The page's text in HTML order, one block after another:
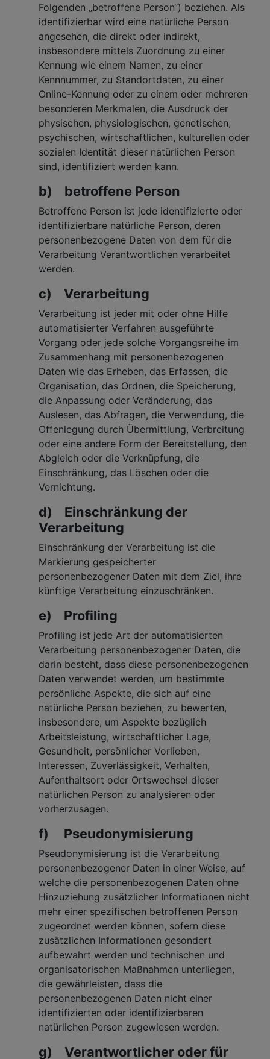
Folgenden „betroffene Person“) beziehen. Als
identifizierbar wird eine natürliche Person
angesehen, die direkt oder indirekt,
insbesondere mittels Zuordnung zu einer
Kennung wie einem Namen, zu einer
Kennnummer, zu Standortdaten, zu einer
Online-Kennung oder zu einem oder mehreren
besonderen Merkmalen, die Ausdruck der
physischen, physiologischen, genetischen,
psychischen, wirtschaftlichen, kulturellen oder
sozialen Identität dieser natürlichen Person
sind, identifiziert werden kann.
b) betroffene Person
Betroffene Person ist jede identifizierte oder
identifizierbare natürliche Person, deren
personenbezogene Daten von dem für die
Verarbeitung Verantwortlichen verarbeitet
werden.
c) Verarbeitung
Verarbeitung ist jeder mit oder ohne Hilfe
automatisierter Verfahren ausgeführte
Vorgang oder jede solche Vorgangsreihe im
Zusammenhang mit personenbezogenen
Daten wie das Erheben, das Erfassen, die
Organisation, das Ordnen, die Speicherung,
die Anpassung oder Veränderung, das
Auslesen, das Abfragen, die Verwendung, die
Offenlegung durch Übermittlung, Verbreitung
oder eine andere Form der Bereitstellung, den
Abgleich oder die Verknüpfung, die
Einschränkung, das Löschen oder die
Vernichtung.
d) Einschränkung der
Verarbeitung
Einschränkung der Verarbeitung ist die
Markierung gespeicherter
personenbezogener Daten mit dem Ziel, ihre
künftige Verarbeitung einzuschränken.
e) Profiling
Profiling ist jede Art der automatisierten
Verarbeitung personenbezogener Daten, die
darin besteht, dass diese personenbezogenen
Daten verwendet werden, um bestimmte
persönliche Aspekte, die sich auf eine
natürliche Person beziehen, zu bewerten,
insbesondere, um Aspekte bezüglich
Arbeitsleistung, wirtschaftlicher Lage,
Gesundheit, persönlicher Vorlieben,
Interessen, Zuverlässigkeit, Verhalten,
Aufenthaltsort oder Ortswechsel dieser
natürlichen Person zu analysieren oder
vorherzusagen.
f) Pseudonymisierung
Pseudonymisierung ist die Verarbeitung
personenbezogener Daten in einer Weise, auf
welche die personenbezogenen Daten ohne
Hinzuziehung zusätzlicher Informationen nicht
mehr einer spezifischen betroffenen Person
zugeordnet werden können, sofern diese
zusätzlichen Informationen gesondert
aufbewahrt werden und technischen und
organisatorischen Maßnahmen unterliegen,
die gewährleisten, dass die
personenbezogenen Daten nicht einer
identifizierten oder identifizierbaren
natürlichen Person zugewiesen werden.
g) Verantwortlicher oder für